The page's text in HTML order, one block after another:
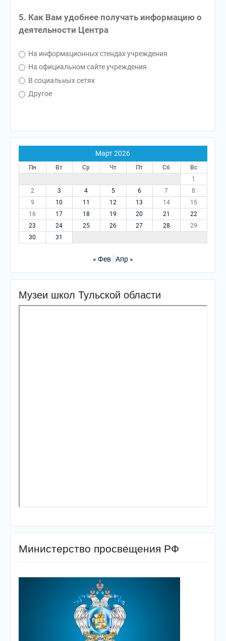
5. Как Вам удобнее получать информацию о
деятельности Центра
На информационных стендах учреждения
На официальном сайте учреждения
В социальных сетях
Другое
Март 2026
Пн Вт Ср Чт Пт Сб
Вс
1
2
3 4 5 6 7
8
9
10 11 12 13 14
15
16
17 18 19 20 21
22
23
24 25 26 27 28
29
30
31
« Фев Апр »
Музеи школ Тульской области
Министерство просвещения РФ